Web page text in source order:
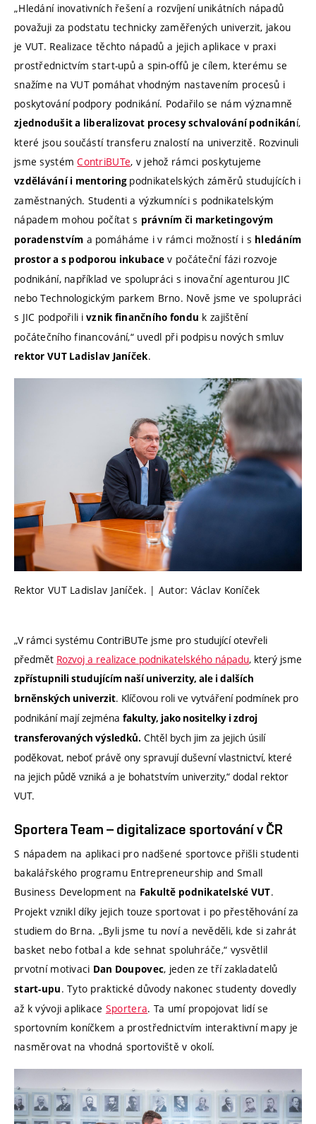
„Hledání inovativních řešení a rozvíjení unikátních nápadů
považuji za podstatu technicky zaměřených univerzit, jakou
je VUT. Realizace těchto nápadů a jejich aplikace v praxi
prostřednictvím start-upů a spin-offů je cílem, kterému se
snažíme na VUT pomáhat vhodným nastavením procesů i
poskytování podpory podnikání. Podařilo se nám významně
zjednodušit a liberalizovat procesy schvalování podnikání,
které jsou součástí transferu znalostí na univerzitě. Rozvinuli
jsme systémContriBUTe, v jehož rámci poskytujeme
vzdělávání i mentoring podnikatelských záměrů studujících i
zaměstnaných. Studenti a výzkumníci s podnikatelským
nápadem mohou počítat s právním či marketingovým
poradenstvím a pomáháme i v rámci možností i s hledáním
prostor a s podporou inkubace v počáteční fázi rozvoje
podnikání, například ve spolupráci s inovační agenturou JIC
nebo Technologickým parkem Brno. Nově jsme ve spolupráci
s JIC podpořili i vznik finančního fondu k zajištění
počátečního financování,“ uvedl při podpisu nových smluv
rektor VUT Ladislav Janíček.
Rektor VUT Ladislav Janíček. | Autor: Václav Koníček
„V rámci systému ContriBUTe jsme pro studující otevřeli
předmět Rozvoj a realizace podnikatelského nápadu, který jsme
zpřístupnili studujícím naší univerzity, ale i dalších
brněnských univerzit. Klíčovou roli ve vytváření podmínek pro
podnikání mají zejména fakulty, jako nositelky i zdroj
transferovaných výsledků. Chtěl bych jim za jejich úsilí
poděkovat, neboť právě ony spravují duševní vlastnictví, které
na jejich půdě vzniká a je bohatstvím univerzity,“ dodal rektor
VUT.
Sportera Team – digitalizace sportování v ČR
S nápadem na aplikaci pro nadšené sportovce přišli studenti
bakalářského programu Entrepreneurship and Small
Business Development na Fakultě podnikatelské VUT.
Projekt vznikl díky jejich touze sportovat i po přestěhování za
studiem do Brna. „Byli jsme tu noví a nevěděli, kde si zahrát
basket nebo fotbal a kde sehnat spoluhráče,“ vysvětlil
prvotní motivaci Dan Doupovec, jeden ze tří zakladatelů
start-upu. Tyto praktické důvody nakonec studenty dovedly
až k vývoji aplikace Sportera. Ta umí propojovat lidí se
sportovním koníčkem a prostřednictvím interaktivní mapy je
nasměrovat na vhodná sportoviště v okolí.